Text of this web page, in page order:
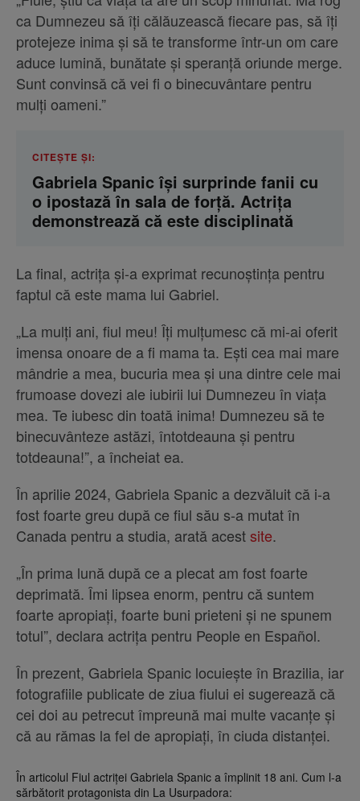
ca Dumnezeu să îți călăuzească fiecare pas, să îți
protejeze inima și să te transforme într-un om care
aduce lumină, bunătate și speranță oriunde merge.
Sunt convinsă că vei fi o binecuvântare pentru
mulți oameni.”
CITEȘTE ȘI:
Gabriela Spanic își surprinde fanii cu
o ipostază în sala de forță. Actrița
demonstrează că este disciplinată
La final, actrița și-a exprimat recunoștința pentru
faptul că este mama lui Gabriel.
„La mulți ani, fiul meu! Îți mulțumesc că mi-ai oferit
imensa onoare de a fi mama ta. Ești cea mai mare
mândrie a mea, bucuria mea și una dintre cele mai
frumoase dovezi ale iubirii lui Dumnezeu în viața
mea. Te iubesc din toată inima! Dumnezeu să te
binecuvânteze astăzi, întotdeauna și pentru
totdeauna!”, a încheiat ea.
În aprilie 2024, Gabriela Spanic a dezvăluit că i-a
fost foarte greu după ce fiul său s-a mutat în
Canada pentru a studia, arată acestsite.
„În prima lună după ce a plecat am fost foarte
deprimată. Îmi lipsea enorm, pentru că suntem
foarte apropiați, foarte buni prieteni și ne spunem
totul”, declara actrița pentru People en Español.
În prezent, Gabriela Spanic locuiește în Brazilia, iar
fotografiile publicate de ziua fiului ei sugerează că
cei doi au petrecut împreună mai multe vacanțe și
că au rămas la fel de apropiați, în ciuda distanței.
În articolul Fiul actriței Gabriela Spanic a împlinit 18 ani. Cum l-a
sărbătorit protagonista din La Usurpadora: